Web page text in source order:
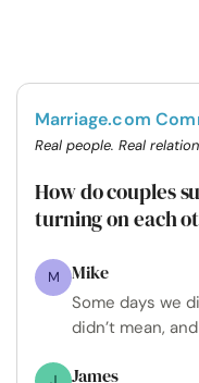
Marriage.com
Real people. Real
How do couples
turning on each
M Mike
Some days we
didn’t mean,
James